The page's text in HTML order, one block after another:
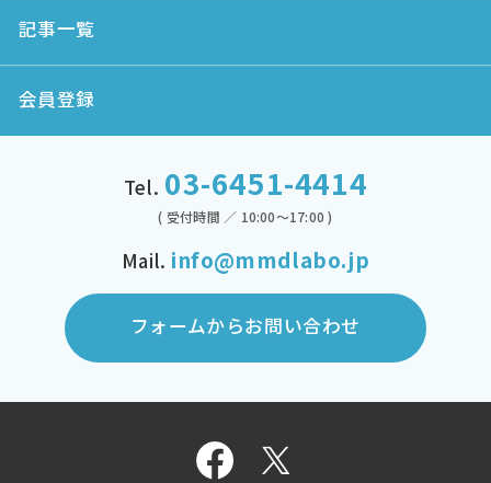
記事一覧
会員登録
Tel. 03-6451-4414
( 受付時間 ／ 10:00～17:00 )
Mail. info@mmdlabo.jp
フォームからお問い合わせ